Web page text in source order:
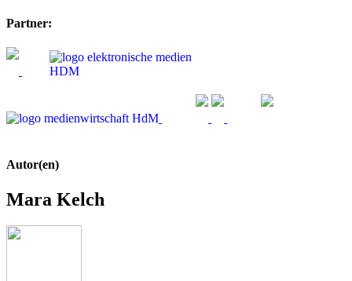
Partner:
Autor(en)
Mara Kelch